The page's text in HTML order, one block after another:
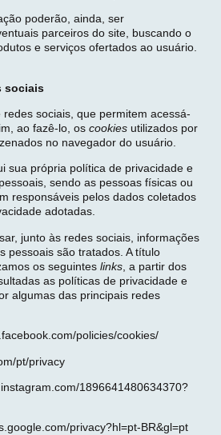
poderão, ainda, ser
parceiros do site, buscando o
e serviços ofertados ao usuário.
sociais
sociais, que permitem acessá-
ao fazê-lo, os cookiesutilizados por
no navegador do usuário.
sua própria política de privacidade e
sendo as pessoas físicas ou
responsáveis pelos dados coletados
adotadas.
junto às redes sociais, informações
pessoais são tratados. A título
os seguintes links, a partir dos
as políticas de privacidade e
algumas das principais redes
policies/cookies/
pt/privacy
1896641480634370?
privacy?hl=pt-BR&gl=pt